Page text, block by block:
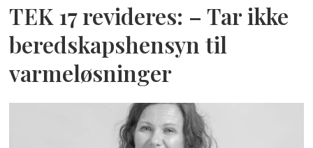
TEK 17 revideres: – Tar ikke
beredskapshensyn til
varmeløsninger